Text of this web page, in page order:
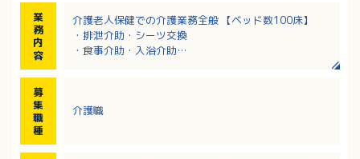
業
務
内
容
介護老人保健での介護業務全般 【ベッド数100床】
・排泄介助・シーツ交換
・食事介助・入浴介助
募
集
職
種
介護職